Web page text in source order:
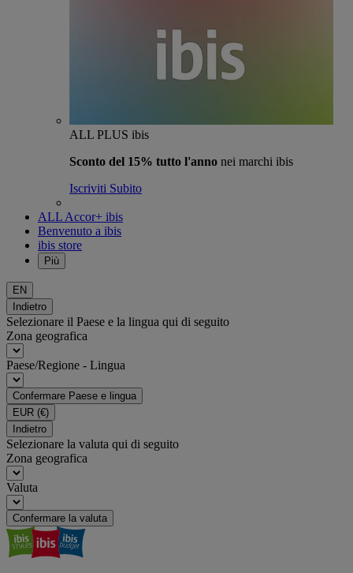
ALL PLUS ibis
Sconto del 15% tutto l'anno nei marchi ibis
Iscriviti Subito
ALL Accor+ ibis
Benvenuto a ibis
ibis store
Più
EN
Indietro
Selezionare il Paese e la lingua qui di seguito
Zona geografica
Paese/Regione - Lingua
Confermare Paese e lingua
EUR (€)
Indietro
Selezionare la valuta qui di seguito
Zona geografica
Valuta
Confermare la valuta